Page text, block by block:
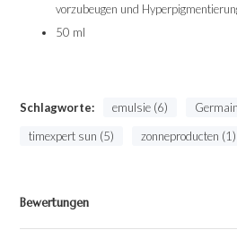
vorzubeugen und
50 ml
Schlagworte: emulsie (6)
timexpert sun (5)
zonneproducten (1)
Bewertungen